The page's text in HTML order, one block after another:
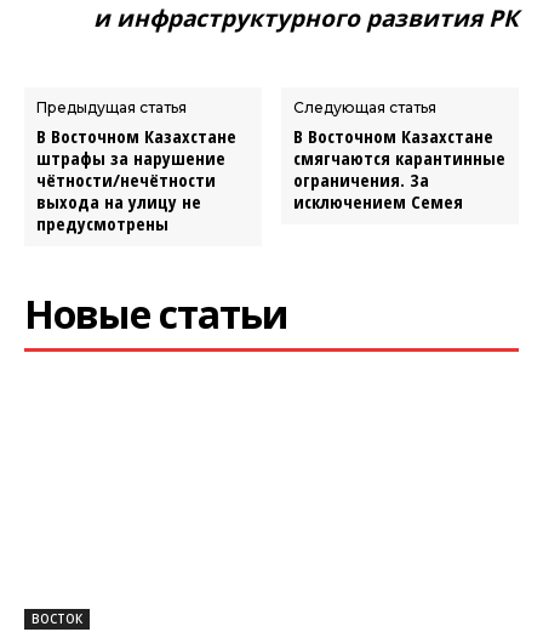
и инфраструктурного развития РК
Предыдущая статья
В Восточном Казахстане
штрафы за нарушение
чётности/нечётности
выхода на улицу не
предусмотрены
Следующая статья
В Восточном Казахстане
смягчаются карантинные
ограничения. За
исключением Семея
Новые статьи
ВОСТОК